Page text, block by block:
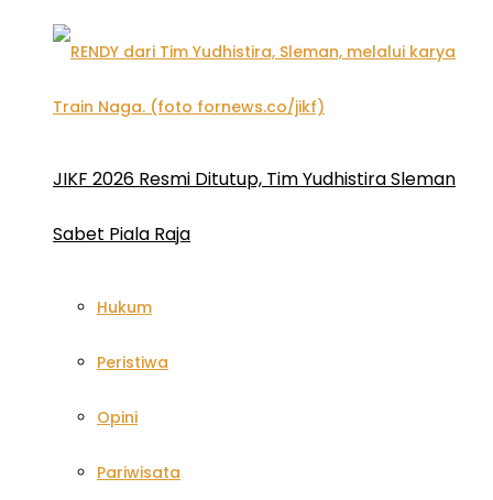
JIKF 2026 Resmi Ditutup, Tim Yudhistira Sleman
Sabet Piala Raja
Hukum
Peristiwa
Opini
Pariwisata